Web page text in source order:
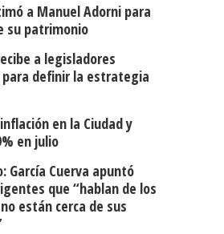
a Manuel Adorni para
su patrimonio
a legisladores
para definir la estrategia
en la Ciudad y
en julio
García Cuerva apuntó
que “hablan de los
están cerca de sus